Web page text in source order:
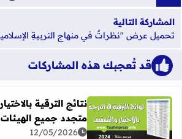
المشاركة التالية
قد تُعجبك هذه المشاركات
اقرأ المزيد عن نتائج الترقية بالاختيار 2024 موضوع متجدد جميع الهيئات
متجدد جميع الهيئات
12/05/2026